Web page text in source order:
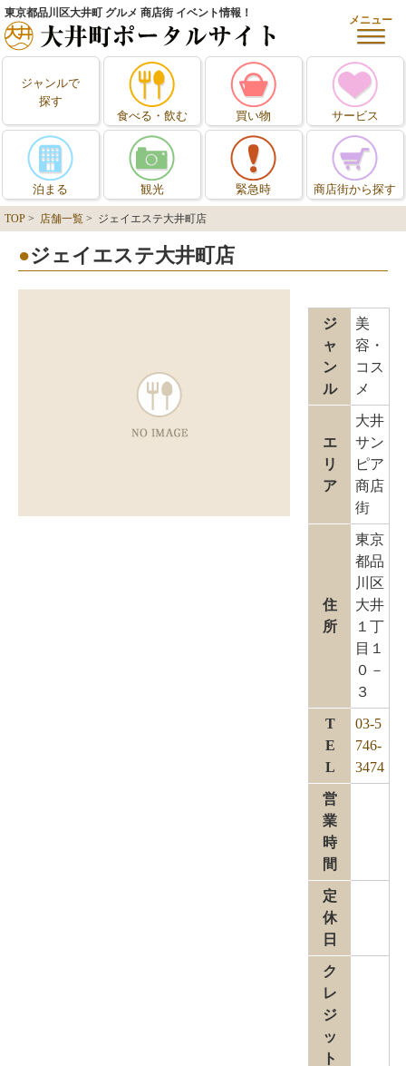
東京都品川区大井町 グルメ 商店街 イベント情報！
メニュー
ジャンルで
探す
食べる・飲む
買い物 サービス
泊まる 観光 緊急時 商店街から探す
TOP > 店舗一覧 > ジェイエステ大井町店
ジェイエステ大井町店
ジ
ャ
ン
ル
美
容・
コス
メ
エ
リ
ア
大井
サン
ピア
商店
街
住
所
東京
都品
川区
大井
１丁
目１
０－
３
T
E
L
03-5
746-
3474
営
業
時
間
定
休
日
ク
レ
ジ
ッ
ト